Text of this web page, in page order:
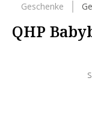
Geschenke
QHP